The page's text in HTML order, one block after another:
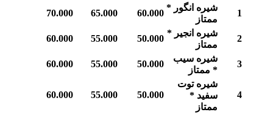
1
شیره انگور *
ممتاز
60.000
65.000
70.000
2
شیره انجیر *
ممتاز
50.000
55.000
60.000
3
شیره سیب
* ممتاز
50.000
55.000
60.000
4
شیره توت
سفید *
ممتاز
50.000
55.000
60.000